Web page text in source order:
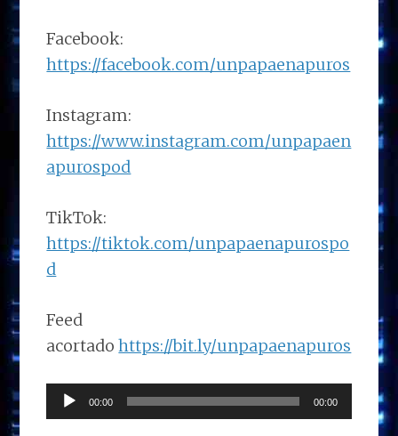
Facebook:
https://facebook.com/unpapaenapuros
Instagram:
https://www.instagram.com/unpapaen
apurospod
TikTok:
https://tiktok.com/unpapaenapurospo
d
Feed
acortadohttps://bit.ly/unpapaenapuros
Reproductor
de
00:00 00:00